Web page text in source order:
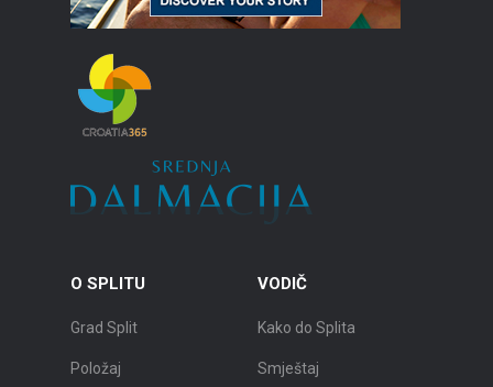
O SPLITU
Grad Split
Položaj
VODIČ
Kako do Splita
Smještaj